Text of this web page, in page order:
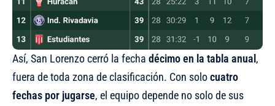
Así, San Lorenzo cerró la fecha décimo en la tabla anual,
fuera de toda zona de clasificación. Con solocuatro
fechas por jugarse, el equipo depende no solo de sus